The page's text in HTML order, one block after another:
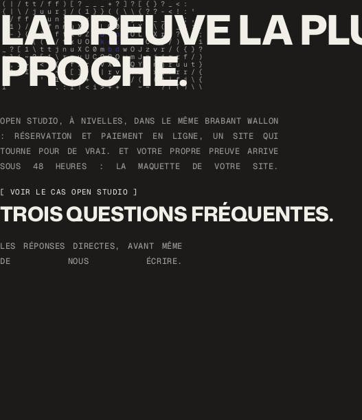
LA PREUVE LA
PROCHE.
OPEN STUDIO, À NIVELLES, DANS LE MÊME BRABANT WALLON
: RÉSERVATION ET PAIEMENT EN LIGNE, UN SITE QUI
TOURNE POUR DE VRAI. ET VOTRE PROPRE PREUVE ARRIVE
SOUS 48 HEURES : LA MAQUETTE DE VOTRE SITE.
[ VOIR LE CAS OPEN STUDIO ]
TROIS QUESTIONS FRÉQUENTES.
LES RÉPONSES DIRECTES, AVANT MÊME
DE NOUS ÉCRIRE.